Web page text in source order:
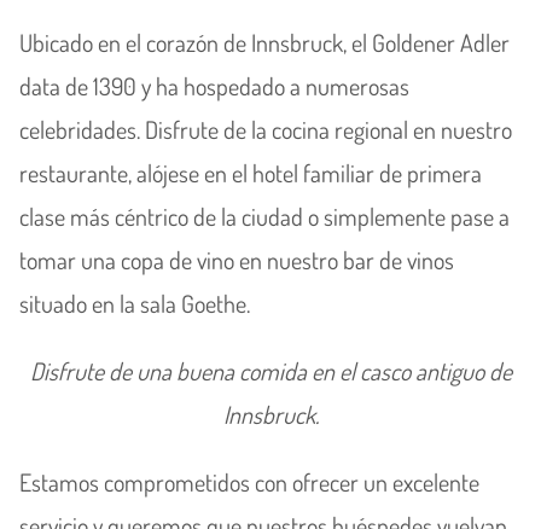
Ubicado en el corazón de Innsbruck, el Goldener Adler
data de 1390 y ha hospedado a numerosas
celebridades. Disfrute de la cocina regional en nuestro
restaurante, alójese en el hotel familiar de primera
clase más céntrico de la ciudad o simplemente pase a
tomar una copa de vino en nuestro bar de vinos
situado en la sala Goethe.
Disfrute de una buena comida en el casco antiguo de
Innsbruck.
Estamos comprometidos con ofrecer un excelente